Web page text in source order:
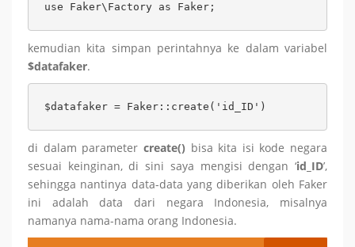
use Faker\Factory as Faker;
kemudian kita simpan perintahnya ke dalam variabel
$datafaker.
$datafaker = Faker::create('id_ID')
di dalam parameter create() bisa kita isi kode negara
sesuai keinginan, di sini saya mengisi dengan ‘id_ID’,
sehingga nantinya data-data yang diberikan oleh Faker
ini adalah data dari negara Indonesia, misalnya
namanya nama-nama orang Indonesia.